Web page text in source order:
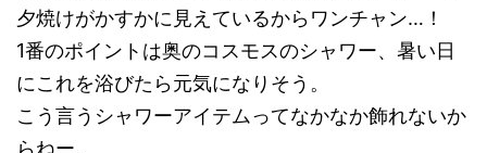
夕焼けがかすかに見えているからワンチャン…！
1番のポイントは奥のコスモスのシャワー、暑い日
にこれを浴びたら元気になりそう。
こう言うシャワーアイテムってなかなか飾れないか
らねー。